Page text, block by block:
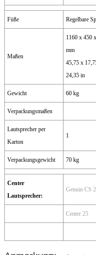
Füße Regelbare
Maßen
1160 x 450
mm
45,75 x
24,35 in
Gewicht 60 kg
Verpackungsmaßen
Lautsprecher per
Karton
1
Verpackungsgewicht 70 kg
Center
Lautsprecher:
Genuin CS
Center 25